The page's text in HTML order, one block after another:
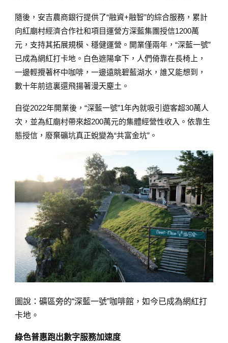
隨後，安吉農商銀行提供了“融資+融智”的綜合服務，累計
向紅廟村經濟合作社和項目運營方深藍集團授信1200萬
元，支持其拓展規模、穩健運營。開業僅兩年，“深藍一號”
已成為網紅打卡地。白色遮陽傘下，人們倚靠在長椅上，
一邊輕攪著杯中咖啡，一邊遠眺碧藍湖水，誰又能想到，
數十年前這裏還飛揚著漫天塵土。
自從2022年開業後，“深藍一號”1年內就吸引遊客超30萬人
次，並為紅廟村帶來超200萬元的集體經營性收入。依靠生
態授信，廢棄礦坑真正蛻變為“共富金坑”。
圖說：礦區旁的“深藍一號”咖啡館，如今已成為網紅打
卡地。
綠色普惠跑出數字服務加速度